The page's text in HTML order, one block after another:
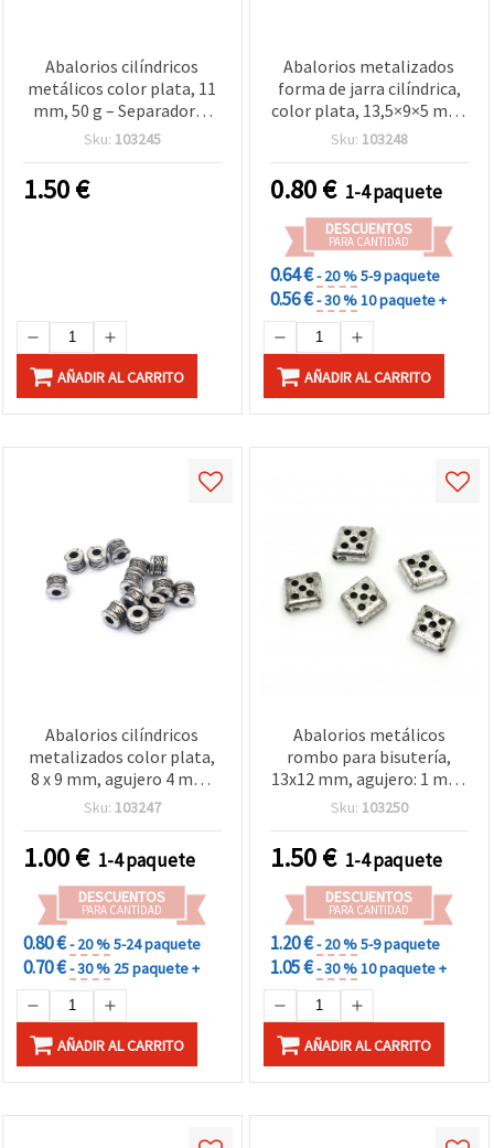
Abalorios cilíndricos
metálicos color plata, 11
mm, 50 g – Separadores
decorativos elegantes
manualidades
Sku: 103245
1.50€
AÑADIR AL CARRITO
Abalorios metalizados
forma de jarra cilíndrica,
color plata, 13,5×9×5 mm,
agujero 1,5 mm – 20 g
manualidades
Sku: 103248
0.80€ 1-4 paquete
DESCUENTOS
PARA CANTIDAD
0.64 €- 20 %5-9 paquete
0.56 €- 30 %10 paquete +
AÑADIR AL CARRITO
Abalorios cilíndricos
metalizados color plata,
8 x 9 mm, agujero 4 mm,
20 g (aprox. 64 uds)
Sku: 103247
1.00€ 1-4 paquete
DESCUENTOS
PARA CANTIDAD
0.80 €- 20 %5-24 paquete
0.70 €- 30 % 25 paquete +
AÑADIR AL CARRITO
Abalorios metálicos
rombo para bisutería,
13x12 mm, agujero: 1 mm,
color plata, 50 g (~145
Sku: 103250
1.50€ 1-4 paquete
DESCUENTOS
PARA CANTIDAD
1.20 €- 20 %5-9 paquete
1.05 €- 30 %10 paquete +
AÑADIR AL CARRITO